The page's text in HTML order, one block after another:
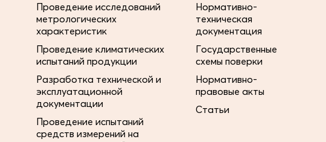
Проведение исследований
метрологических
характеристик
Проведение климатических
испытаний продукции
Разработка технической и
эксплуатационной
документации
Проведение испытаний
средств измерений на
Нормативно-
техническая
документация
Государственные
схемы поверки
Нормативно-
правовые акты
Статьи